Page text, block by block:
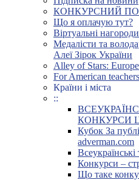
КОНКУРСНИЙ
Що я оплачую тут?
Віртуальні
Медалісти та
Алеї Зірок України
Alley of Stars: Europe
For American teachers
Країни і міста
::
КОНКУРСИ
Кубок За
adverman.com
Конкурси –
Що таке